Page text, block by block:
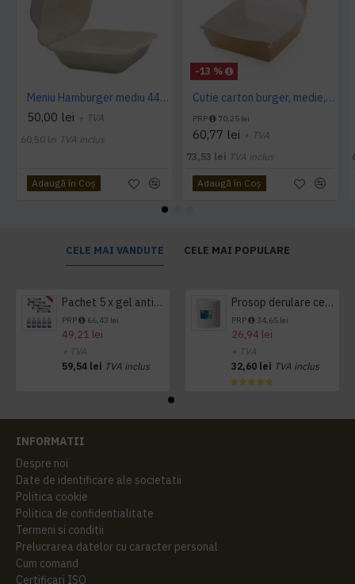
Meniu Hamburger mediu 440 ml, 125 buc/set
50,00 lei + TVA
60,50 lei TVA inclus
Adaugă în Coş
-13 %
Cutie carton burger, medie, 100 buc/set
PRP 70,25 lei
60,77 lei + TVA
73,53 lei TVA inclus
Adaugă în Coş
CELE MAI VANDUTE CELE MAI POPULARE
Pachet 5 x gel antibacterian 50ml si 3 x Servetele antibacteriene 48 buc Hygienium
PRP 66,43 lei
49,21 lei
+ TVA
59,54 lei TVA inclus
Prosop derulare centrala 1 pliu, 300 m Tork
PRP 34,65 lei
26,94 lei
+ TVA
32,60 lei TVA inclus
INFORMATII
Despre noi
Date de identificare ale societatii
Politica cookie
Politica de confidentialitate
Termeni si conditii
Prelucrarea datelor cu caracter personal
Cum comand
Certificari ISO